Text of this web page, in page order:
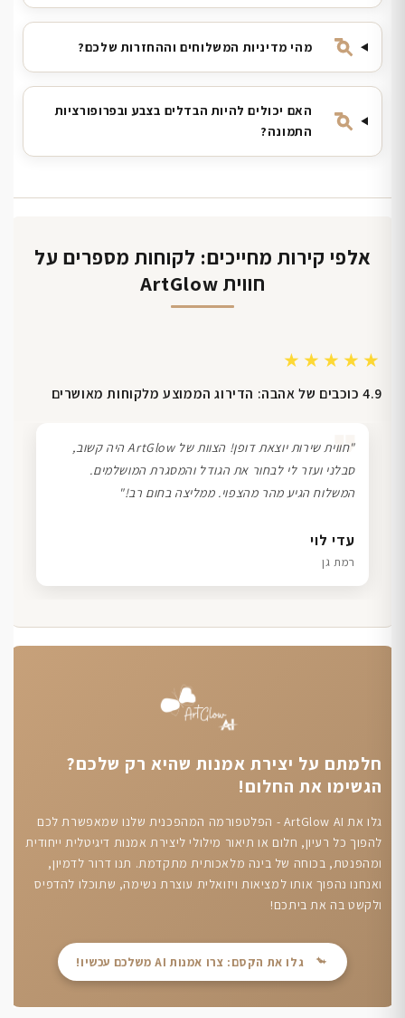
מהי מדיניות המשלוחים וההחזרות שלכם?
האם יכולים להיות הבדלים בצבע ובפרופורציות
התמונה?
אלפי קירות מחייכים: לקוחות מספרים על
חווית ArtGlow
★★★★★
4.9 כוכבים של אהבה: הדירוג הממוצע מלקוחות מאושרים
שרון כהן
תל אביב
❞
"חווית שירות יוצאת דופן! הצוות של ArtGlow היה קשוב,
סבלני ועזר לי לבחור את הגודל והמסגרת המושלמים.
המשלוח הגיע מהר מהצפוי. ממליצה בחום רב!"
עדי לוי
רמת גן
דנה גל
חיפה
ליאת ויוסי מ.
הוד השרון
חלמתם על יצירת אמנות שהיא רק שלכם?
הגשימו את החלום!
גלו את ArtGlow AI - הפלטפורמה המהפכנית שלנו שמאפשרת לכם
להפוך כל רעיון, חלום או תיאור מילולי ליצירת אמנות דיגיטלית ייחודית
ומהפנטת, בכוחה של בינה מלאכותית מתקדמת. תנו דרור לדמיון,
ואנחנו נהפוך אותו למציאות ויזואלית עוצרת נשימה, שתוכלו להדפיס
ולקשט בה את ביתכם!
גלו את הקסם: צרו אמנות AI משלכם עכשיו!